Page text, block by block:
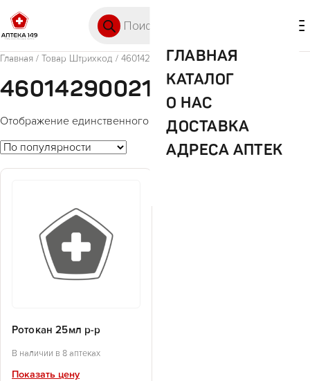
ГЛАВНАЯ
КАТАЛОГ
О НАС
ДОСТАВКА
АДРЕСА АПТЕК
Главная / Товар Штрихкод / 4601429002147
4601429002147
Отображение единственного товара
Ротокан 25мл р-р
В наличии в 8 аптеках
Показать цену